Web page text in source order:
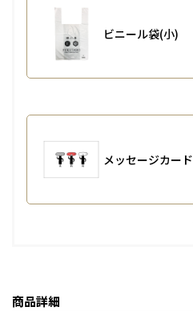
ビニール袋(小)
メッセージカード
商品詳細